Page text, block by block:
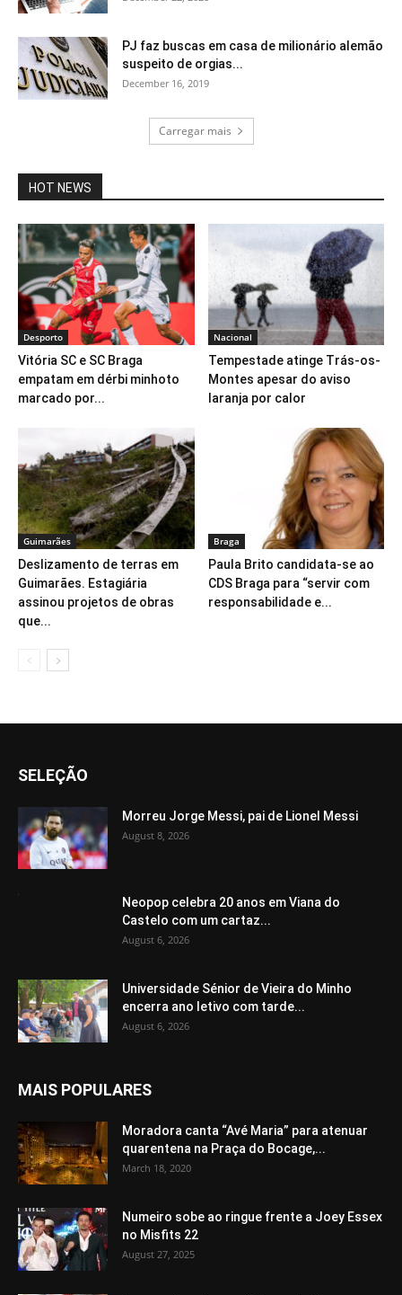
PJ faz buscas em casa de milionário alemão
suspeito de orgias...
December 16, 2019
Carregar mais
HOT NEWS
Desporto
Vitória SC e SC Braga
empatam em dérbi minhoto
marcado por...
Nacional
Tempestade atinge Trás-os-
Montes apesar do aviso
laranja por calor
Guimarães
Deslizamento de terras em
Guimarães. Estagiária
assinou projetos de obras
que...
Braga
Paula Brito candidata-se ao
CDS Braga para “servir com
responsabilidade e...
SELEÇÃO
Morreu Jorge Messi, pai de Lionel Messi
August 8, 2026
Neopop celebra 20 anos em Viana do
Castelo com um cartaz...
August 6, 2026
Universidade Sénior de Vieira do Minho
encerra ano letivo com tarde...
August 6, 2026
MAIS POPULARES
Moradora canta “Avé Maria” para atenuar
quarentena na Praça do Bocage,...
March 18, 2020
Numeiro sobe ao ringue frente a Joey Essex
no Misfits 22
August 27, 2025